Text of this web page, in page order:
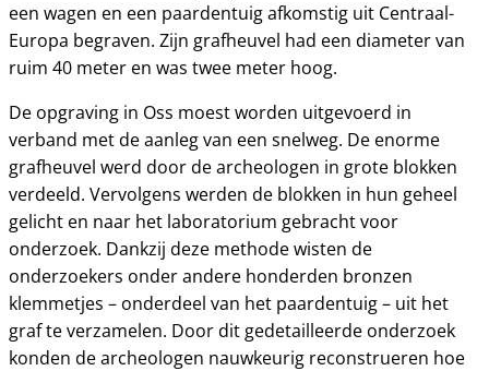
een wagen en een paardentuig afkomstig uit Centraal-
Europa begraven. Zijn grafheuvel had een diameter van
ruim 40 meter en was twee meter hoog.
De opgraving in Oss moest worden uitgevoerd in
verband met de aanleg van een snelweg. De enorme
grafheuvel werd door de archeologen in grote blokken
verdeeld. Vervolgens werden de blokken in hun geheel
gelicht en naar het laboratorium gebracht voor
onderzoek. Dankzij deze methode wisten de
onderzoekers onder andere honderden bronzen
klemmetjes – onderdeel van het paardentuig – uit het
graf te verzamelen. Door dit gedetailleerde onderzoek
konden de archeologen nauwkeurig reconstrueren hoe